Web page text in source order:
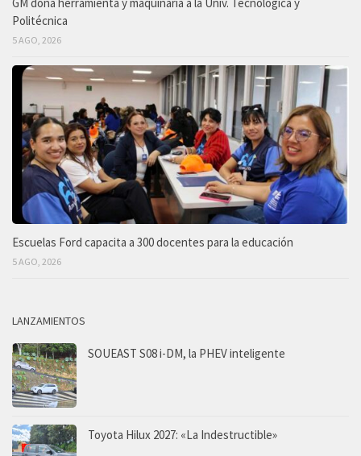
GM dona herramienta y maquinaria a la Univ. Tecnológica y
Politécnica
5 AGO, 2026
Escuelas Ford capacita a 300 docentes para la educación
5 AGO, 2026
LANZAMIENTOS
SOUEAST S08 i-DM, la PHEV inteligente
Toyota Hilux 2027: «La Indestructible»